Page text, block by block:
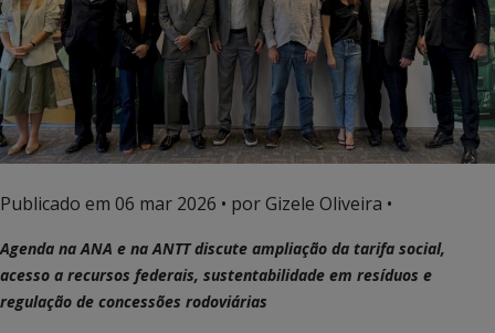
Publicado em 06 mar 2026 • por Gizele Oliveira •
Agenda na ANA e na ANTT discute ampliação da tarifa social,
acesso a recursos federais, sustentabilidade em resíduos e
regulação de concessões rodoviárias